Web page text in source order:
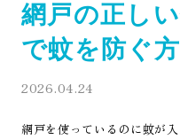
網戸の正し
で蚊を防ぐ
2026.04.24
網戸を使っているのに蚊が